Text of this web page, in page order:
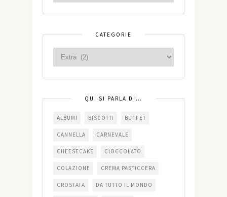
CATEGORIE
QUI SI PARLA DI…
ALBUMI BISCOTTI BUFFET
CANNELLA CARNEVALE
CHEESECAKE CIOCCOLATO
COLAZIONE CREMA PASTICCERA
CROSTATA DA TUTTO IL MONDO